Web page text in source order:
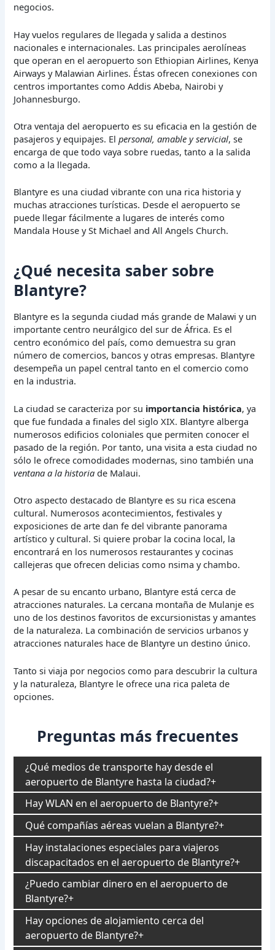
negocios.
Hay vuelos regulares de llegada y salida a destinos
nacionales e internacionales. Las principales aerolíneas
que operan en el aeropuerto son Ethiopian Airlines, Kenya
Airways y Malawian Airlines. Éstas ofrecen conexiones con
centros importantes como Addis Abeba, Nairobi y
Johannesburgo.
Otra ventaja del aeropuerto es su eficacia en la gestión de
pasajeros y equipajes. Elpersonal, amable y servicial, se
encarga de que todo vaya sobre ruedas, tanto a la salida
como a la llegada.
Blantyre es una ciudad vibrante con una rica historia y
muchas atracciones turísticas. Desde el aeropuerto se
puede llegar fácilmente a lugares de interés como
Mandala House y St Michael and All Angels Church.
¿Qué necesita saber sobre
Blantyre?
Blantyre es la segunda ciudad más grande de Malawi y un
importante centro neurálgico del sur de África. Es el
centro económico del país, como demuestra su gran
número de comercios, bancos y otras empresas. Blantyre
desempeña un papel central tanto en el comercio como
en la industria.
La ciudad se caracteriza por su importancia histórica, ya
que fue fundada a finales del siglo XIX. Blantyre alberga
numerosos edificios coloniales que permiten conocer el
pasado de la región. Por tanto, una visita a esta ciudad no
sólo le ofrece comodidades modernas, sino también una
ventana a la historia de Malaui.
Otro aspecto destacado de Blantyre es su rica escena
cultural. Numerosos acontecimientos, festivales y
exposiciones de arte dan fe del vibrante panorama
artístico y cultural. Si quiere probar la cocina local, la
encontrará en los numerosos restaurantes y cocinas
callejeras que ofrecen delicias como nsima y chambo.
A pesar de su encanto urbano, Blantyre está cerca de
atracciones naturales. La cercana montaña de Mulanje es
uno de los destinos favoritos de excursionistas y amantes
de la naturaleza. La combinación de servicios urbanos y
atracciones naturales hace de Blantyre un destino único.
Tanto si viaja por negocios como para descubrir la cultura
y la naturaleza, Blantyre le ofrece una rica paleta de
opciones.
Preguntas más frecuentes
¿Qué medios de transporte hay desde el
aeropuerto de Blantyre hasta la ciudad?
Hay WLAN en el aeropuerto de Blantyre?
Qué compañías aéreas vuelan a Blantyre?
Hay instalaciones especiales para viajeros
discapacitados en el aeropuerto de Blantyre?
¿Puedo cambiar dinero en el aeropuerto de
Blantyre?
Hay opciones de alojamiento cerca del
aeropuerto de Blantyre?